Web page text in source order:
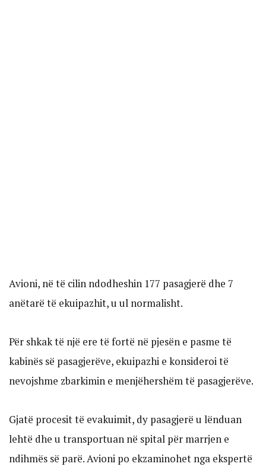
Avioni, në të cilin ndodheshin 177 pasagjerë dhe 7
anëtarë të ekuipazhit, u ul normalisht.
Për shkak të një ere të fortë në pjesën e pasme të
kabinës së pasagjerëve, ekuipazhi e konsideroi të
nevojshme zbarkimin e menjëhershëm të pasagjerëve.
Gjatë procesit të evakuimit, dy pasagjerë u lënduan
lehtë dhe u transportuan në spital për marrjen e
ndihmës së parë. Avioni po ekzaminohet nga ekspertë